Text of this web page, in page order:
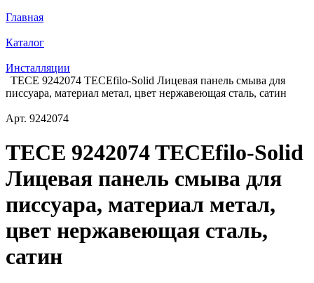
Главная
Каталог
Инсталляции
TECE 9242074 TECEfilo-Solid Лицевая панель смыва для
писсуара, материал метал, цвет нержавеющая сталь, сатин
Арт. 9242074
TECE 9242074 TECEfilo-Solid
Лицевая панель смыва для
писсуара, материал метал,
цвет нержавеющая сталь,
сатин